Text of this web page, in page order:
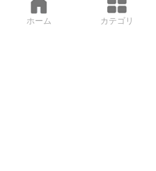
ホーム カテゴリ